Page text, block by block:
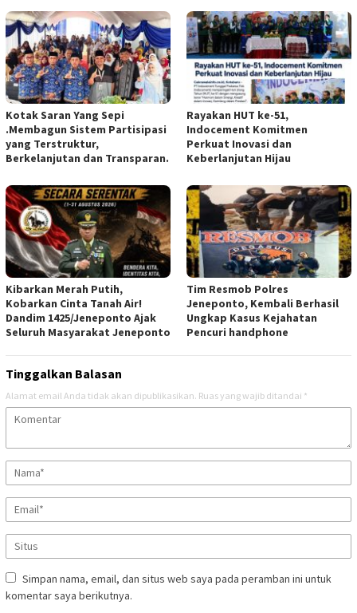
Kotak Saran Yang Sepi
.Membagun Sistem Partisipasi
yang Terstruktur,
Berkelanjutan dan Transparan.
Rayakan HUT ke-51,
Indocement Komitmen
Perkuat Inovasi dan
Keberlanjutan Hijau
Kibarkan Merah Putih,
Kobarkan Cinta Tanah Air!
Dandim 1425/Jeneponto Ajak
Seluruh Masyarakat Jeneponto
Tim Resmob Polres
Jeneponto, Kembali Berhasil
Ungkap Kasus Kejahatan
Pencuri handphone
Tinggalkan Balasan
Alamat email Anda tidak akan dipublikasikan. Ruas yang wajib ditandai *
Simpan nama, email, dan situs web saya pada peramban ini untuk
komentar saya berikutnya.